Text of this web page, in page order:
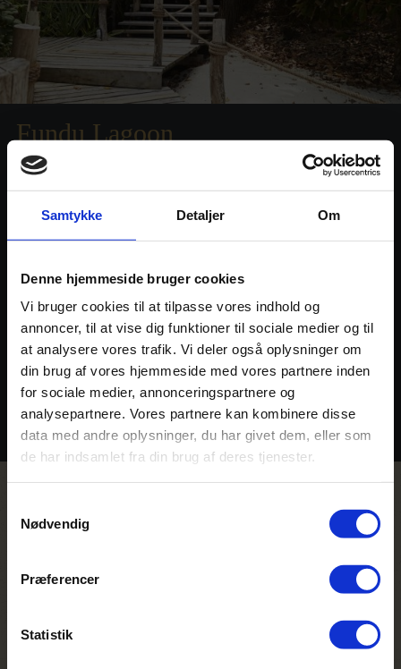
Samtykke Detaljer Om
Denne hjemmeside bruger cookies
Vi bruger cookies til at tilpasse vores indhold og
annoncer, til at vise dig funktioner til sociale medier og til
at analysere vores trafik. Vi deler også oplysninger om
din brug af vores hjemmeside med vores partnere inden
for sociale medier, annonceringspartnere og
analysepartnere. Vores partnere kan kombinere disse
data med andre oplysninger, du har givet dem, eller som
de har indsamlet fra din brug af deres tjenester.
Nødvendig
Præferencer
Statistik
Fundu Lagoon
– Robinson Crusoe barfods-paradis
– Eksotiske Pemba og verdensklasse dykning
LÆS MERE OG SE FOTOS